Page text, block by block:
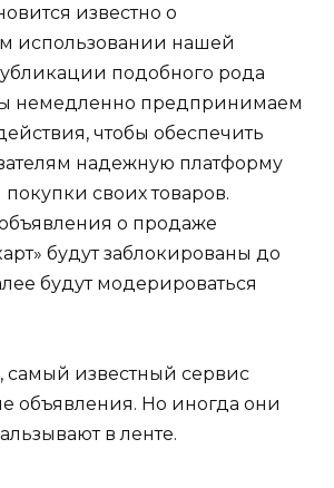
известно о
использовании нашей
подобного рода
немедленно предпринимаем
чтобы обеспечить
надежную платформу
своих товаров.
о продаже
будут заблокированы до
будут модерироваться
самый известный сервис
объявления. Но иногда они
в ленте.